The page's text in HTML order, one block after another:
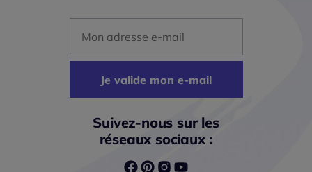
Je valide mon e-mail
Suivez-nous sur les
réseaux sociaux :